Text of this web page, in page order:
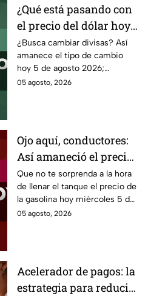
¿Qué está pasando con
el precio del dólar hoy
miércoles 5 de agosto
2026?
¿Busca cambiar divisas? Así
amanece el tipo de cambio
hoy 5 de agosto 2026;
consulta el precio del dólar
05 agosto, 2026
Ojo aquí, conductores:
Así amaneció el precio
de la gasolina HOY
Que no te sorprenda a la hora
de llenar el tanque el precio de
la gasolina hoy miércoles 5 de
agosto 2026; aquí te dejamos
05 agosto, 2026
Acelerador de pagos: la
estrategia para reducir